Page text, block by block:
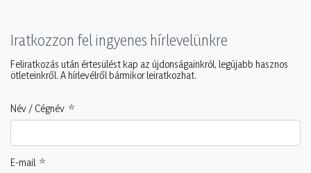
Iratkozzon fel ingyenes hírlevelünkre
Feliratkozás után értesülést kap az újdonságainkról, legújabb hasznos
ötleteinkről. A hírlevélről bármikor leiratkozhat.
Név / Cégnév
E-mail